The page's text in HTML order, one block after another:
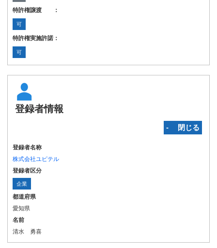
特許権譲渡 ：
可
特許権実施許諾：
可
登録者情報
‐ 閉じる
登録者名称
株式会社ユピテル
登録者区分
企業
都道府県
愛知県
名前
清水 勇喜